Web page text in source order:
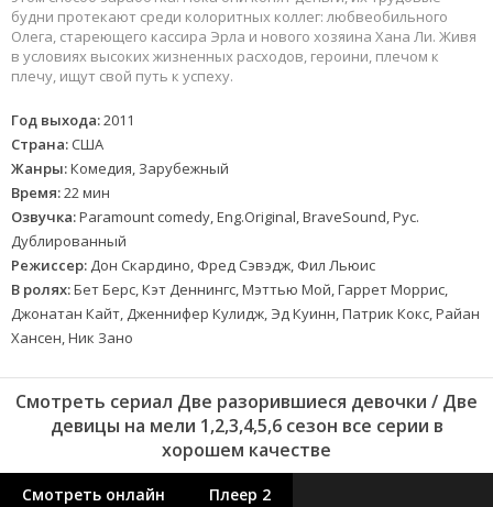
будни протекают среди колоритных коллег: любвеобильного
Олега, стареющего кассира Эрла и нового хозяина Хана Ли. Живя
в условиях высоких жизненных расходов, героини, плечом к
плечу, ищут свой путь к успеху.
Год выхода:2011
Страна: США
Жанры:Комедия, Зарубежный
Время:22 мин
Озвучка:Paramount comedy, Eng.Original, BraveSound, Рус.
Дублированный
Режиссер: Дон Скардино, Фред Сэвэдж, Фил Льюис
В ролях:Бет Берс, Кэт Деннингс, Мэттью Мой, Гаррет Моррис,
Джонатан Кайт, Дженнифер Кулидж, Эд Куинн, Патрик Кокс, Райан
Хансен, Ник Зано
Смотреть сериал Две разорившиеся девочки / Две
девицы на мели 1,2,3,4,5,6 сезон все серии в
хорошем качестве
Смотреть онлайн Плеер 2